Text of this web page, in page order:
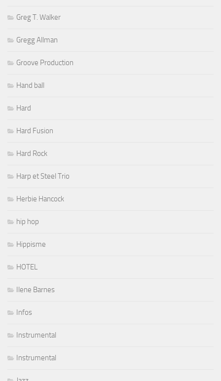
Greg T. Walker
Gregg Allman
Groove Production
Hand ball
Hard
Hard Fusion
Hard Rock
Harp et Steel Trio
Herbie Hancock
hip hop
Hippisme
HOTEL
Ilene Barnes
Infos
Instrumental
Instrumental